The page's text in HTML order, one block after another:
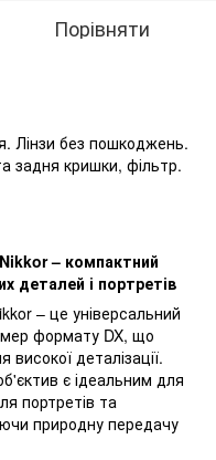
Порівняти
Лінзи без пошкоджень.
задня кришки, фільтр.
– компактний
деталей і портретів
– це універсальний
формату DX, що
деталізації.
є ідеальним для
портретів та
природну передачу